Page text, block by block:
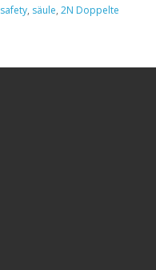
safety, säule, 2N Doppelte